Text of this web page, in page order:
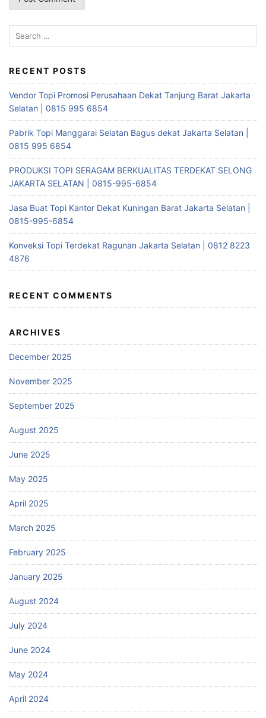
e
r
c
h
f
o
r
:
RECENT POSTS
Vendor Topi Promosi Perusahaan Dekat Tanjung Barat Jakarta
Selatan | 0815 995 6854
Pabrik Topi Manggarai Selatan Bagus dekat Jakarta Selatan |
0815 995 6854
PRODUKSI TOPI SERAGAM BERKUALITAS TERDEKAT SELONG
JAKARTA SELATAN | 0815-995-6854
Jasa Buat Topi Kantor Dekat Kuningan Barat Jakarta Selatan |
0815-995-6854
Konveksi Topi Terdekat Ragunan Jakarta Selatan | 0812 8223
4876
RECENT COMMENTS
ARCHIVES
December 2025
November 2025
September 2025
August 2025
June 2025
May 2025
April 2025
March 2025
February 2025
January 2025
August 2024
July 2024
June 2024
May 2024
April 2024